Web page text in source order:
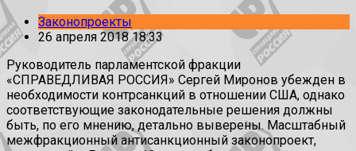
Законопроекты
26 апреля 2018 18:33
Руководитель парламентской фракции
«СПРАВЕДЛИВАЯ РОССИЯ» Сергей Миронов убежден в
необходимости контрсанкций в отношении США, однако
соответствующие законодательные решения должны
быть, по его мнению, детально выверены. Масштабный
межфракционный антисанкционный законопроект,